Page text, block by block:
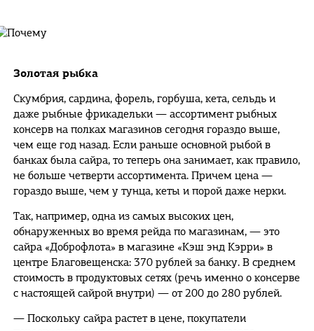
Золотая рыбка
Скумбрия, сардина, форель, горбуша, кета, сельдь и
даже рыбные фрикадельки — ассортимент рыбных
консерв на полках магазинов сегодня гораздо выше,
чем еще год назад. Если раньше основной рыбой в
банках была сайра, то теперь она занимает, как правило,
не больше четверти ассортимента. Причем цена —
гораздо выше, чем у тунца, кеты и порой даже нерки.
Так, например, одна из самых высоких цен,
обнаруженных во время рейда по магазинам, — это
сайра «Доброфлота» в магазине «Кэш энд Кэрри» в
центре Благовещенска: 370 рублей за банку. В среднем
стоимость в продуктовых сетях (речь именно о консерве
с настоящей сайрой внутри) — от 200 до 280 рублей.
— Поскольку сайра растет в цене, покупатели